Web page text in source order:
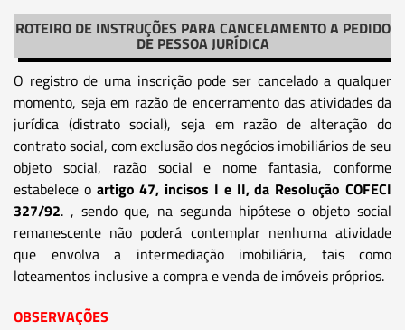
ROTEIRO DE INSTRUÇÕES PARA CANCELAMENTO A PEDIDO
DE PESSOA JURÍDICA
O registro de uma inscrição pode ser cancelado a qualquer
momento, seja em razão de encerramento das atividades da
jurídica (distrato social), seja em razão de alteração do
contrato social, com exclusão dos negócios imobiliários de seu
objeto social, razão social e nome fantasia, conforme
estabelece o artigo 47, incisos I e II, da Resolução COFECI
327/92. , sendo que, na segunda hipótese o objeto social
remanescente não poderá contemplar nenhuma atividade
que envolva a intermediação imobiliária, tais como
loteamentos inclusive a compra e venda de imóveis próprios.
OBSERVAÇÕES